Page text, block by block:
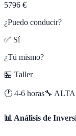
5796 €
¿Puedo conducir?
✅ Sí
¿Tú mismo?
🏪 Taller
🕐 4-6 horas🔧 ALTA
📊 Análisis de